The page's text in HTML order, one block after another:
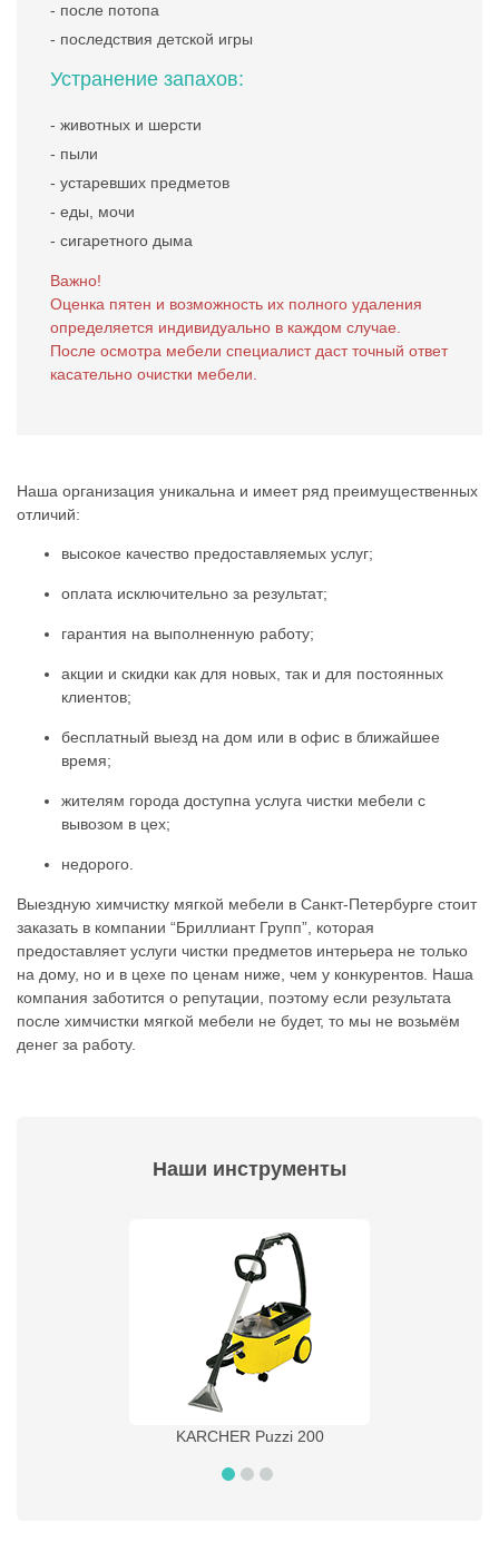
Устранение запахов:
- после потопа
- последствия детской игры
- животных и шерсти
- пыли
- устаревших предметов
- еды, мочи
- сигаретного дыма
Важно!
Оценка пятен и возможность их полного удаления
определяется индивидуально в каждом случае.
После осмотра мебели специалист даст точный ответ
касательно очистки мебели.
Наша организация уникальна и имеет ряд преимущественных
отличий:
высокое качество предоставляемых услуг;
оплата исключительно за результат;
гарантия на выполненную работу;
акции и скидки как для новых, так и для постоянных
клиентов;
бесплатный выезд на дом или в офис в ближайшее
время;
жителям города доступна услуга чистки мебели с
вывозом в цех;
недорого.
Выездную химчистку мягкой мебели в Санкт-Петербурге стоит
заказать в компании “Бриллиант Групп”, которая
предоставляет услуги чистки предметов интерьера не только
на дому, но и в цехе по ценам ниже, чем у конкурентов. Наша
компания заботится о репутации, поэтому если результата
после химчистки мягкой мебели не будет, то мы не возьмём
денег за работу.
Наши инструменты
KARCHER Puzzi 200